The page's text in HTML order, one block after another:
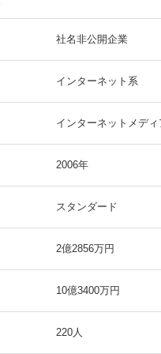
社名非公開企業
インターネット系
インターネットメデ
2006年
スタンダード
2億2856万円
10億3400万円
220人